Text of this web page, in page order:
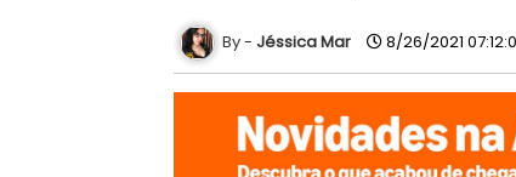
Jéssica Mar 8/26/2021